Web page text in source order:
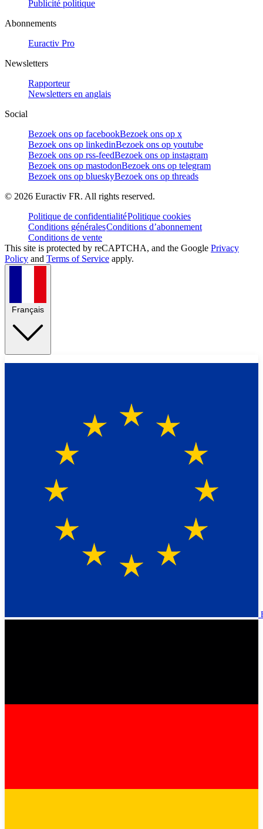
Publicité politique
Abonnements
Euractiv Pro
Newsletters
Rapporteur
Newsletters en anglais
Social
Bezoek ons op facebookBezoek ons op x
Bezoek ons op linkedinBezoek ons op youtube
Bezoek ons op rss-feedBezoek ons op instagram
Bezoek ons op mastodonBezoek ons op telegram
Bezoek ons op blueskyBezoek ons op threads
© 2026 Euractiv FR. All rights reserved.
Politique de confidentialitéPolitique cookies
Conditions généralesConditions d’abonnement
Conditions de vente
This site is protected by reCAPTCHA, and the Google Privacy
Policy and Terms of Service apply.
Français